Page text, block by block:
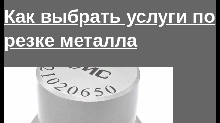
Как выбрать услуги по
резке металла